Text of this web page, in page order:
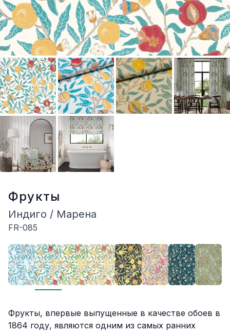
Фрукты
Индиго / Марена
FR-085
Описание
Фрукты, впервые выпущенные в качестве обоев в
1864 году, являются одним из самых ранних